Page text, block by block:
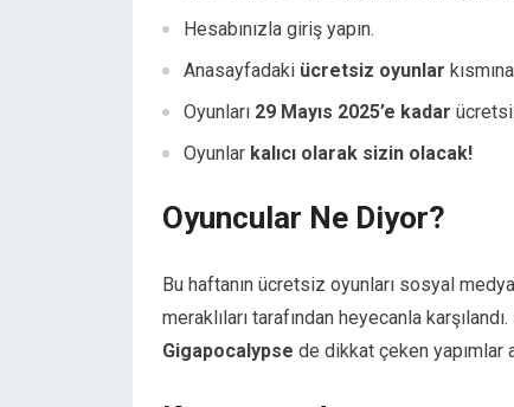
Hesabınızla giriş yapın.
Anasayfadaki ücretsiz oyunlar
Oyunları 29 Mayıs 2025’e kadar
Oyunlar kalıcı olarak sizin olacak!
Oyuncular Ne Diyor?
Bu haftanın ücretsiz oyunları sosyal
meraklıları tarafından heyecanla
Gigapocalypse de dikkat çeken yapımlar